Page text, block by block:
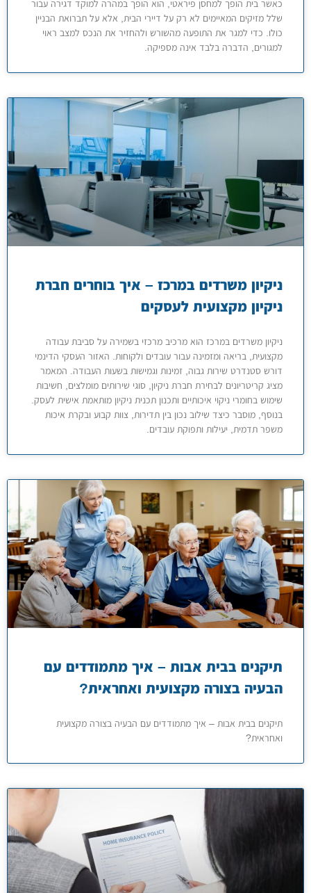
כאשר בית הופך למחסן פיראטי, הוא הופך במהרה למוקד דגירה עבור
שלל מזיקים המאיימים לא רק על דיירי הבית, אלא על תברואת הבניין
כולו. כדי למגר את התופעה מהשורש ולהחזיר את הנכס למצב ראוי
למגורים, הדברה בלבד אינה מספיקה.
ניקיון משרדים במרכז – איך בוחרים חברת
ניקיון מקצועית לעסקים
ניקיון משרדים במרכז הוא מרכיב מרכזי בשמירה על סביבת עבודה
מקצועית, בריאה ומזמינה עבור עובדים ולקוחות. האזור העסקי הדינמי
דורש סטנדרט שירות גבוה, זמינות וגמישות בשעות העבודה. המאמר
מציג קריטריונים לבחירת חברת ניקיון, סוגי שירותים מומלצים, חשיבות
שימוש בחומרי ניקוי איכותיים ותכנון תכנית ניקיון מותאמת אישית לעסק.
בנוסף, מוסבר כיצד שילוב נכון בין תדירות, צוות קבוע ובקרת איכות
משפר תדמית, יעילות ותפוקת עובדים.
תיקנים בבית אבות – איך מתמודדים עם
הבעיה בצורה מקצועית ואחראית?
תיקנים בבית אבות – איך מתמודדים עם הבעיה בצורה מקצועית
ואחראית?